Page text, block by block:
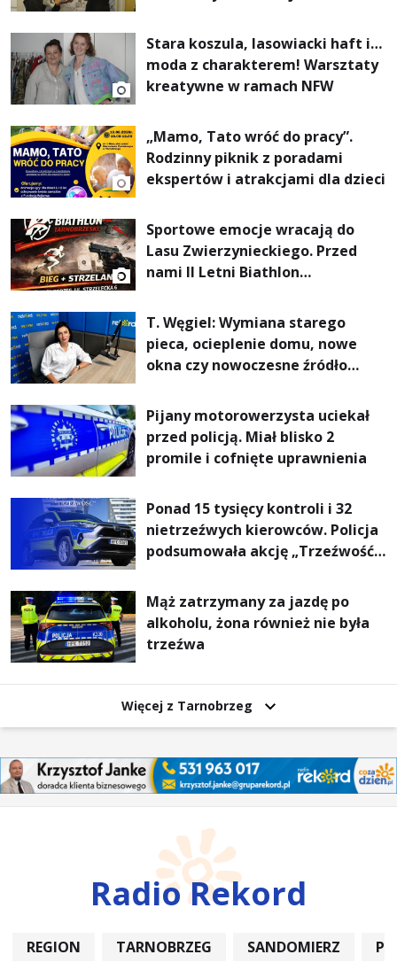
Stara koszula, lasowiacki haft i…
moda z charakterem! Warsztaty
kreatywne w ramach NFW
„Mamo, Tato wróć do pracy”.
Rodzinny piknik z poradami
ekspertów i atrakcjami dla dzieci
Sportowe emocje wracają do
Lasu Zwierzynieckiego. Przed
nami II Letni Biathlon
T. Węgiel: Wymiana starego
pieca, ocieplenie domu, nowe
okna czy nowoczesne źródło
rachunki za energię, lepszy
komfort życia i... czystsze
powietrze
Pijany motorowerzysta uciekał
przed policją. Miał blisko 2
promile i cofnięte uprawnienia
Ponad 15 tysięcy kontroli i 32
nietrzeźwych kierowców. Policja
podsumowała akcję „Trzeźwość”
Mąż zatrzymany za jazdę po
alkoholu, żona również nie była
trzeźwa
Więcej z Tarnobrzeg
Radio Rekord
REGION TARNOBRZEG SANDOMIERZ